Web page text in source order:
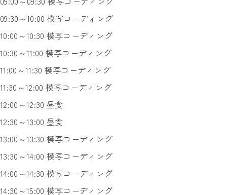
09:30～10:00 模写コーディング
10:00～10:30 模写コーディング
10:30～11:00 模写コーディング
11:00～11:30 模写コーディング
11:30～12:00 模写コーディング
12:00～12:30 昼食
12:30～13:00 昼食
13:00～13:30 模写コーディング
13:30～14:00 模写コーディング
14:00～14:30 模写コーディング
14:30～15:00 模写コーディング